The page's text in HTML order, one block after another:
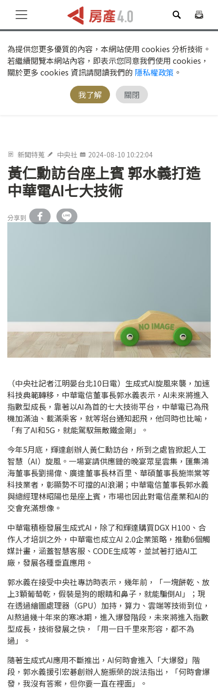
為提供您更多優質的內容，本網站使用 cookies 分析技術。
若繼續閱覽本網站內容，即表示您同意我們使用 cookies，
關於更多 cookies 資訊請閱讀我們的 隱私權政策 。
我了解
關閉
新聞特蒐 中央社 2024-08-10 10:22:04
黃仁勳訪台座上賓 郭水義打造
中華電AI七大技術
分享到
（中央社記者江明晏台北10日電）生成式AI旋風來襲，加速
科技典範轉移，中華電信董事長郭水義表示，AI未來將進入
指數型成長，靠著以AI為首的七大技術平台，中華電已為飛
機加滿油、載滿乘客，就等塔台通知起飛，他同時也比喻，
「有了AI和5G，就能駕馭無敵鐵金剛」。
今年5月底，輝達創辦人黃仁勳訪台，所到之處皆掀起人工
智慧（AI）旋風。一場宴請供應鏈的晚宴眾星雲集，匯集鴻
海董事長劉揚偉、廣達董事長林百里、華碩董事長施崇棠等
科技業者，彰顯勢不可擋的AI浪潮；中華電信董事長郭水義
與總經理林昭陽也是座上賓，市場也因此對電信產業和AI的
交會充滿想像。
中華電積極發展生成式AI，除了和輝達購買DGX H100、合
作人才培訓之外，中華電也成立AI 2.0企業策略，推動6個觸
媒計畫，涵蓋智慧客服、CODE生成等，並試著打造AI工
廠，發展各種垂直應用。
郭水義在接受中央社專訪時表示，幾年前，「一塊餅乾、放
上3顆葡萄乾，假裝是狗的眼睛和鼻子，就能騙倒AI」；現
在透過繪圖處理器（GPU）加持，算力、雲端等技術到位，
AI熬過幾十年來的寒冰期，進入爆發階段，未來將進入指數
型成長，技術發展之快，「用一日千里來形容，都不為
過」。
隨著生成式AI應用不斷推出，AI何時會進入「大爆發」階
段，郭水義援引宏碁創辦人施振榮的說法指出，「何時會爆
發，我沒有答案，但你要一直在裡面」。